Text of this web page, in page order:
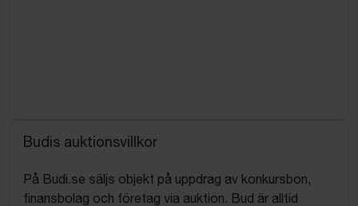
Budis auktionsvillkor
På Budi.se säljs objekt på uppdrag av konkursbon,
finansbolag och företag via auktion. Bud är alltid